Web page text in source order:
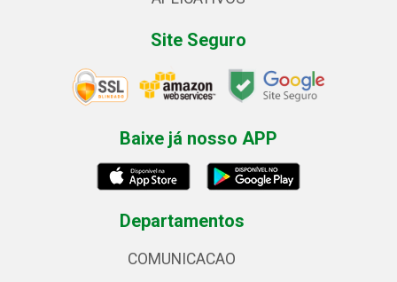
Site Seguro
Baixe já nosso APP
Departamentos
COMUNICACAO